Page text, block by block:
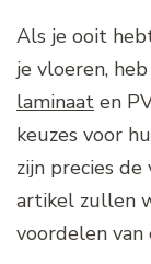
Als je ooit
je vloeren,
laminaat en
keuzes voor
zijn precies
artikel zullen
voordelen